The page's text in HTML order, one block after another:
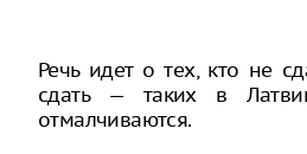
Речь идет о тех, кто не
сдать — таких в
отмалчиваются.